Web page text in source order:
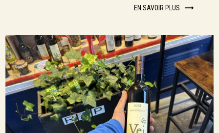
EN SAVOIR PLUS